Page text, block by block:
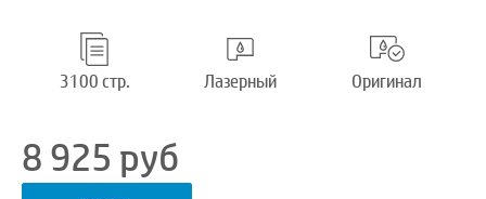
3100 стр. Лазерный Оригинал
8 925 руб